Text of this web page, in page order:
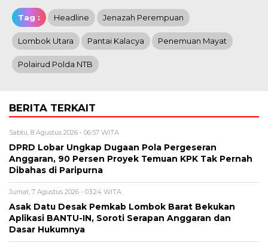
Tag : Headline Jenazah Perempuan
Lombok Utara Pantai Kalacya Penemuan Mayat
Polairud Polda NTB
BERITA TERKAIT
Sabtu, 8 Agustus 2026 - 06:57 WITA
DPRD Lobar Ungkap Dugaan Pola Pergeseran
Anggaran, 90 Persen Proyek Temuan KPK Tak Pernah
Dibahas di Paripurna
Jumat, 7 Agustus 2026 - 03:24 WITA
Asak Datu Desak Pemkab Lombok Barat Bekukan
Aplikasi BANTU-IN, Soroti Serapan Anggaran dan
Dasar Hukumnya